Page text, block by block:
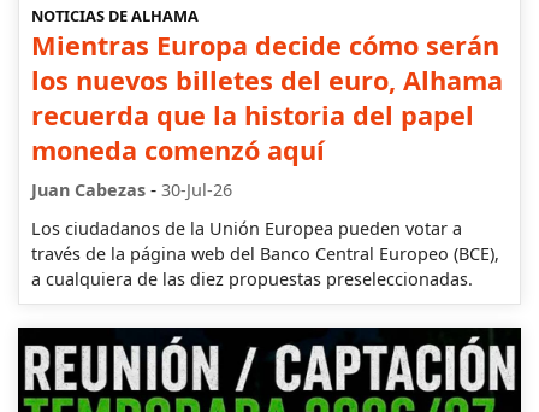
NOTICIAS DE ALHAMA
Mientras Europa decide cómo serán
los nuevos billetes del euro, Alhama
recuerda que la historia del papel
moneda comenzó aquí
Juan Cabezas - 30-Jul-26
Los ciudadanos de la Unión Europea pueden votar a
través de la página web del Banco Central Europeo (BCE),
a cualquiera de las diez propuestas preseleccionadas.